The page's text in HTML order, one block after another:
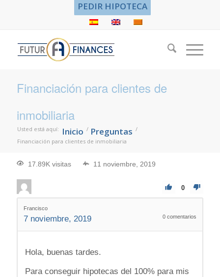
PEDIR HIPOTECA
Financiación para clientes de
inmobiliaria
Usted está aquí: Inicio / Preguntas /
Financiación para clientes de inmobiliaria
17.89K visitas 11 noviembre, 2019
0
Francisco
7 noviembre, 2019 0 comentarios
Hola, buenas tardes.
Para conseguir hipotecas del 100% para mis